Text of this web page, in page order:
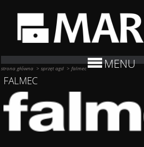
MENU
strona główna >sprzęt agd >falmec
FALMEC